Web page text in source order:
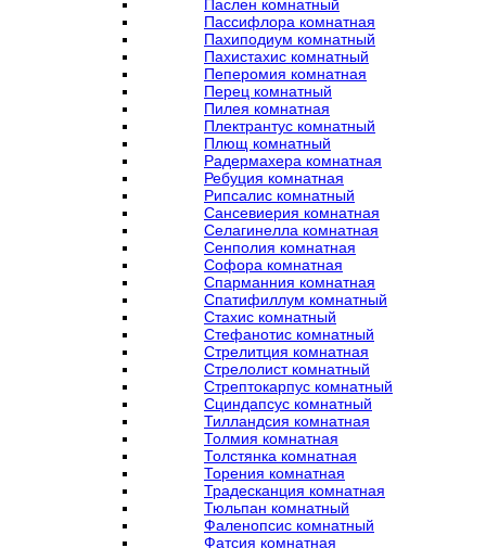
Паслен комнатный
Пассифлора комнатная
Пахиподиум комнатный
Пахистахис комнатный
Пеперомия комнатная
Перец комнатный
Пилея комнатная
Плектрантус комнатный
Плющ комнатный
Радермахера комнатная
Ребуция комнатная
Рипсалис комнатный
Сансевиерия комнатная
Селагинелла комнатная
Сенполия комнатная
Софора комнатная
Спарманния комнатная
Спатифиллум комнатный
Стахис комнатный
Стефанотис комнатный
Стрелитция комнатная
Стрелолист комнатный
Стрептокарпус комнатный
Сциндапсус комнатный
Тилландсия комнатная
Толмия комнатная
Толстянка комнатная
Торения комнатная
Традесканция комнатная
Тюльпан комнатный
Фаленопсис комнатный
Фатсия комнатная